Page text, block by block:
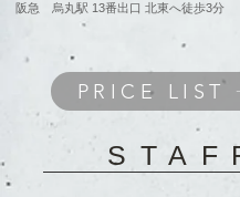
PRICE LIST
阪急 烏丸駅 13番出口 北東へ徒歩3分